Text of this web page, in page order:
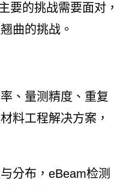
要的挑战需要面对，
曲的挑战。
、量测精度、重复
料工程解决方案，
分布，eBeam检测